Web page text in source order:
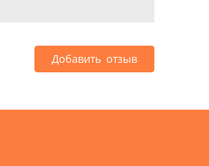
Добавить отзыв